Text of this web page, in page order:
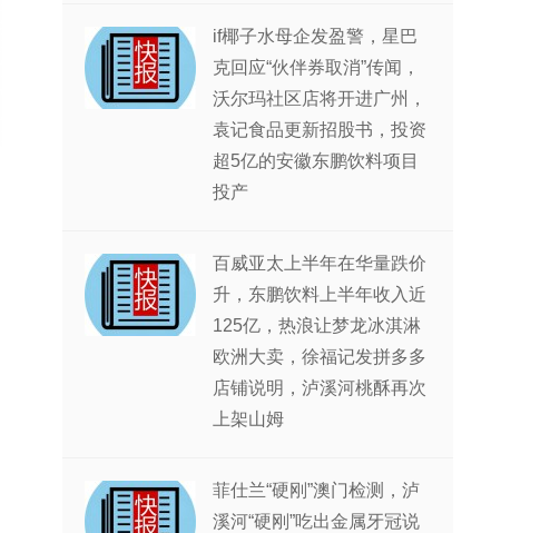
if椰子水母企发盈警，星巴
克回应“伙伴券取消”传闻，
沃尔玛社区店将开进广州，
袁记食品更新招股书，投资
超5亿的安徽东鹏饮料项目
投产
百威亚太上半年在华量跌价
升，东鹏饮料上半年收入近
125亿，热浪让梦龙冰淇淋
欧洲大卖，徐福记发拼多多
店铺说明，泸溪河桃酥再次
上架山姆
菲仕兰“硬刚”澳门检测，泸
溪河“硬刚”吃出金属牙冠说